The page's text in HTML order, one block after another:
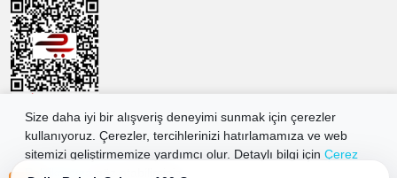
Size daha iyi bir alışveriş deneyimi sunmak için çerezler
kullanıyoruz. Çerezler, tercihlerinizi hatırlamamıza ve web
sitemizi geliştirmemize yardımcı olur. Detaylı bilgi için Çerez
Hemen Üye Olun ...ve 100 ₺ değerinde indirim kuponu kazanın
Üye Ol